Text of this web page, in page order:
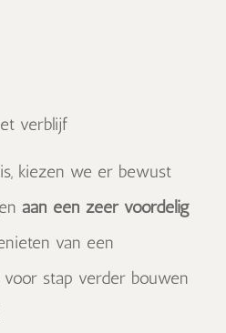
verblijf
kiezen we er bewust
aan een zeer voordelig
van een
stap verder bouwen